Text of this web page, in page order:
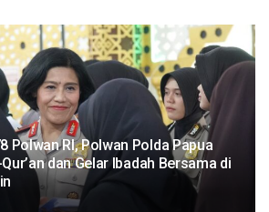
Polwan RI, Polwan Polda Papua
dan Gelar Ibadah Bersama di